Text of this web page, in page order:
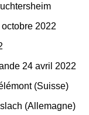
2022
24 avril 2022
(Suisse)
(Allemagne)